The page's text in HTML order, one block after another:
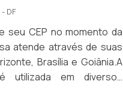
DF
seu CEP no momento da
atende através de suas
Brasília e Goiânia.A
utilizada em diversos
para a organização